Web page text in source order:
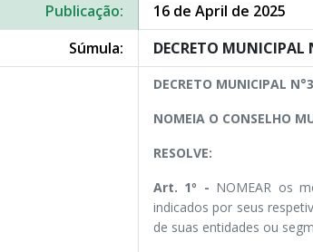
Publicação:
16 de April de 2025
Súmula:
DECRETO MUNICIPAL
DECRETO MUNICIPAL
NOMEIA O CONSELHO
RESOLVE:
Art. 1º - NOMEAR os
indicados por seus
de suas entidades ou